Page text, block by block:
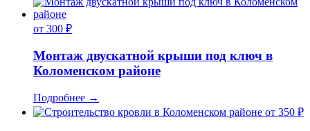
от 300 ₽
Монтаж двускатной крыши под ключ в
Коломенском районе
Подробнее →
от 350 ₽